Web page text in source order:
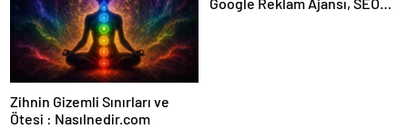
Zihnin Gizemli Sınırları ve
Ötesi : Nasılnedir.com